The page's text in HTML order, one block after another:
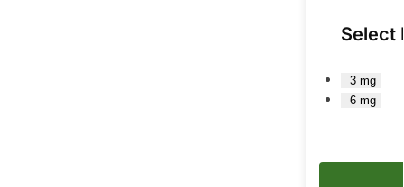
Select
3 mg
6 mg